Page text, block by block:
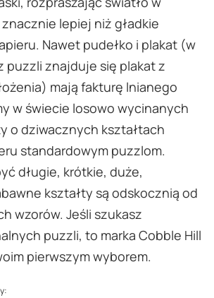
lepiej niż gładkie
Nawet pudełko i plakat (w
puzzli znajduje się plakat z
mają fakturę lnianego
w świecie losowo wycinanych
o dziwacznych kształtach
standardowym puzzlom.
długie, krótkie, duże,
kształty są odskocznią od
wzorów. Jeśli szukasz
puzzli, to marka Cobble Hill
pierwszym wyborem.